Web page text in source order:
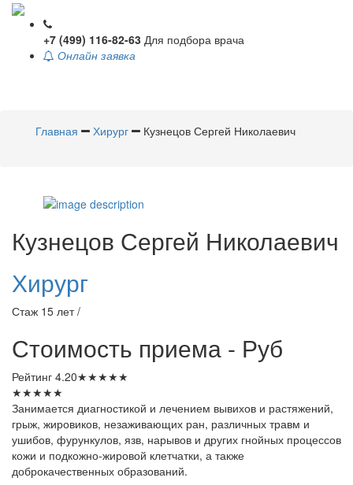
+7 (499) 116-82-63 Для подбора врача
Онлайн заявка
Главная
Хирург Кузнецов Сергей Николаевич
Кузнецов Сергей Николаевич
Хирург
Стаж 15 лет /
Стоимость приема - Руб
Рейтинг 4.20★★★★★
★★★★★
Занимается диагностикой и лечением вывихов и растяжений,
грыж, жировиков, незаживающих ран, различных травм и
ушибов, фурункулов, язв, нарывов и других гнойных процессов
кожи и подкожно-жировой клетчатки, а также
доброкачественных образований.